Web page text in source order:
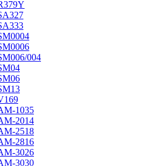
004
1035
2014
2518
2816
3026
3030